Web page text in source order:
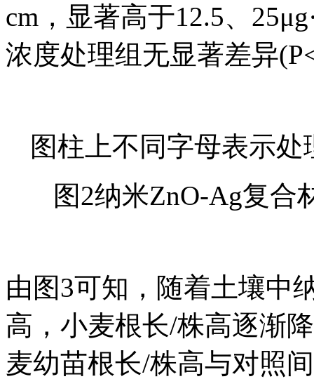
cm，显著高于12.5、
浓度处理组无显著差异
图柱上不同字母表示
图2纳米ZnO-Ag复合
由图3可知，随着土壤中
高，小麦根长/株高逐渐
麦幼苗根长/株高与对照